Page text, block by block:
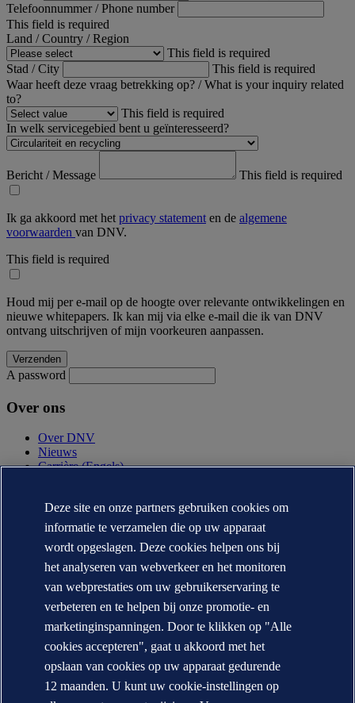
Telefoonnummer / Phone number
This field is required
Land / Country / Region
This field is required
Stad / City
This field is required
Waar heeft deze vraag betrekking op? / What is your inquiry related
to?
This field is required
In welk servicegebied bent u geïnteresseerd?
Bericht / Message This field is required
Ik ga akkoord met het privacy statement en de algemene
voorwaarden van DNV.
This field is required
Houd mij per e-mail op de hoogte over relevante ontwikkelingen en
nieuwe whitepapers. Ik kan mij via elke e-mail die ik van DNV
ontvang uitschrijven of mijn voorkeuren aanpassen.
A password
Over ons
Over DNV
Nieuws
Carrière (Engels)
Contact
Neem contact op
DNV locaties
Mediacontacten
Veracity.com
Privacy Statement
Terms of Use
Copyright © DNV AS 2026
Cookie informatie
Deze site en onze partners gebruiken cookies om
informatie te verzamelen die op uw apparaat
wordt opgeslagen. Deze cookies helpen ons bij
het analyseren van webverkeer en het monitoren
van webprestaties om uw gebruikerservaring te
verbeteren en te helpen bij onze promotie- en
marketinginspanningen. Door te klikken op "Alle
cookies accepteren", gaat u akkoord met het
opslaan van cookies op uw apparaat gedurende
12 maanden. U kunt uw cookie-instellingen op